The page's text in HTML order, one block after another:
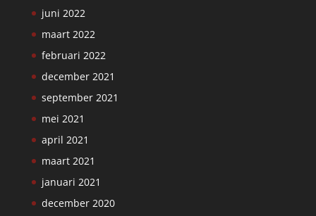
juni 2022
maart 2022
februari 2022
december 2021
september 2021
mei 2021
april 2021
maart 2021
januari 2021
december 2020